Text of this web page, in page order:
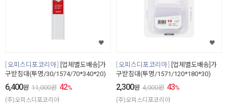
오피스디포코리아
[업체별도배송]가
구받침대(투명/30/1574/70*340*20)
6,400원 11,000원 42%
(주)오피스디포코리아
오피스디포코리아
[업체별도배송]가
구받침대(투명/1571/120*180*30)
2,300원 4,000원 43%
(주)오피스디포코리아